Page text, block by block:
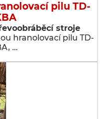
pilu TD-
stroje
hranolovací pilu TD-
…